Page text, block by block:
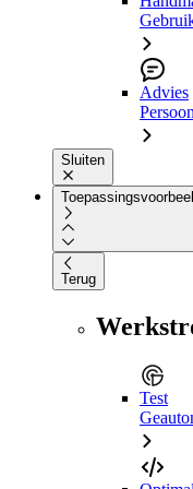
Advies
Sluiten
Terug
Test